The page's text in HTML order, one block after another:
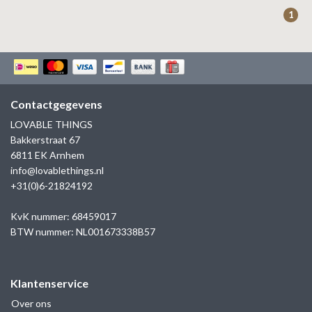
KAPTEN & SON
1
Contactgegevens
LOVABLE THINGS
Bakkerstraat 67
6811 EK Arnhem
info@lovablethings.nl
+31(0)6-21824192
KvK nummer: 68459017
BTW nummer: NL001673338B57
Klantenservice
Over ons